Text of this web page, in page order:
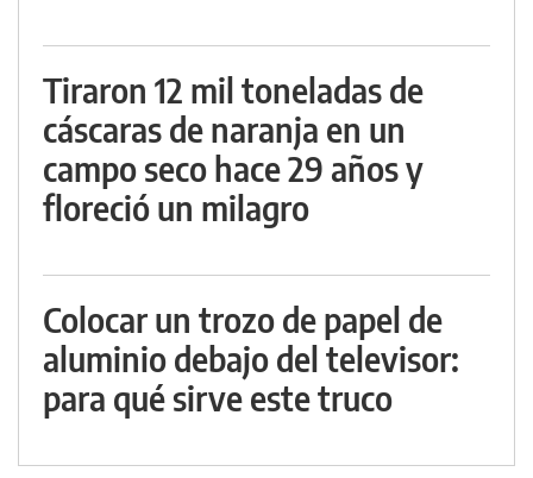
Tiraron 12 mil toneladas de
cáscaras de naranja en un
campo seco hace 29 años y
floreció un milagro
Colocar un trozo de papel de
aluminio debajo del televisor:
para qué sirve este truco